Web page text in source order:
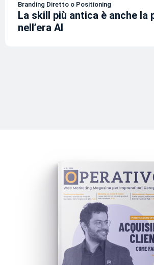
Branding Diretto o Positioning
La skill più antica è anche la
nell’era AI